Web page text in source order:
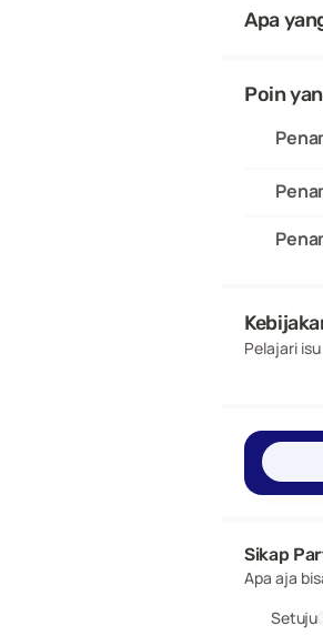
Apa
Poin
Pelajari
Sikap
Apa aja
Setuju